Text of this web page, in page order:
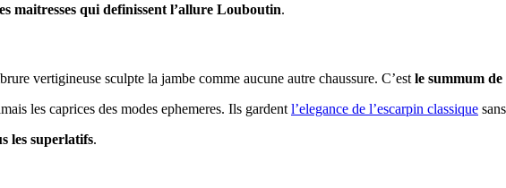
maitresses qui definissent l’allure Louboutin.
vertigineuse sculpte la jambe comme aucune autre chaussure. C’est le summum
les caprices des modes ephemeres. Ils gardent l’elegance de l’escarpin classique
les superlatifs.